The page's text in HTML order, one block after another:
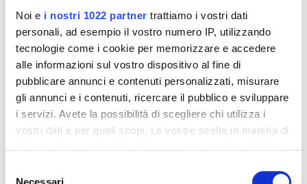
Noi e i nostri 1022 partner trattiamo i vostri dati
personali, ad esempio il vostro numero IP, utilizzando
tecnologie come i cookie per memorizzare e accedere
alle informazioni sul vostro dispositivo al fine di
pubblicare annunci e contenuti personalizzati, misurare
gli annunci e i contenuti, ricercare il pubblico e sviluppare
i servizi. Avete la possibilità di scegliere chi utilizza i
vostri dati e per quali scopi. Le vostre scelte in materia di
modificare o revocare il proprio consenso in qualsiasi
Necessari